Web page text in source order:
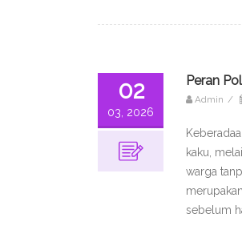
02
03, 2026
Peran
Admin /
kaku,
warga
sebelum